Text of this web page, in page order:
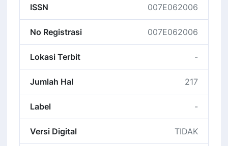
ISSN 007E062006
No Registrasi 007E062006
Lokasi Terbit -
Jumlah Hal 217
Label -
Versi Digital TIDAK